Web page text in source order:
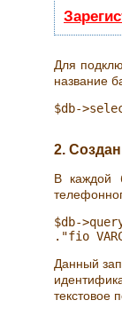
Для
название
2.
В каждой
$db-
Данный
текстовое